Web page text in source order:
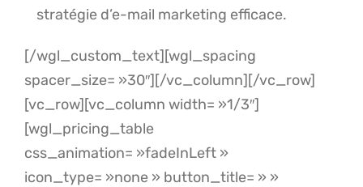
stratégie d’e-mail marketing efficace.
[/wgl_custom_text][wgl_spacing
spacer_size= »30″][/vc_column][/vc_row]
[vc_row][vc_column width= »1/3″]
[wgl_pricing_table
css_animation= »fadeInLeft »
icon_type= »none » button_title= » »